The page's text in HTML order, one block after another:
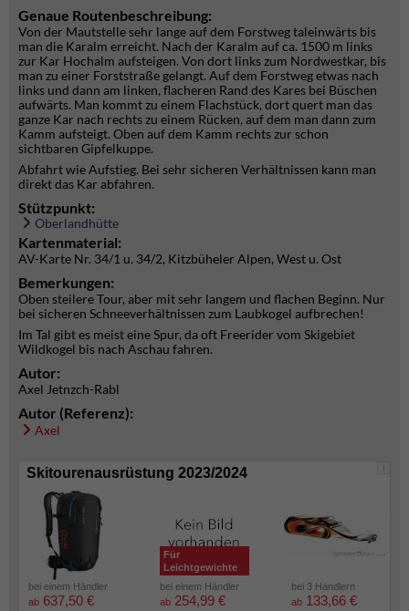
Genaue Routenbeschreibung:
Von der Mautstelle sehr lange auf dem Forstweg taleinwärts bis
man die Karalm erreicht. Nach der Karalm auf ca. 1500 m links
zur Kar Hochalm aufsteigen. Von dort links zum Nordwestkar, bis
man zu einer Forststraße gelangt. Auf dem Forstweg etwas nach
links und dann am linken, flacheren Rand des Kares bei Büschen
aufwärts. Man kommt zu einem Flachstück, dort quert man das
ganze Kar nach rechts zu einem Rücken, auf dem man dann zum
Kamm aufsteigt. Oben auf dem Kamm rechts zur schon
sichtbaren Gipfelkuppe.
Abfahrt wie Aufstieg. Bei sehr sicheren Verhältnissen kann man
direkt das Kar abfahren.
Stützpunkt:
Oberlandhütte
Kartenmaterial:
AV-Karte Nr. 34/1 u. 34/2, Kitzbüheler Alpen, West u. Ost
Bemerkungen:
Oben steilere Tour, aber mit sehr langem und flachen Beginn. Nur
bei sicheren Schneeverhältnissen zum Laubkogel aufbrechen!
Im Tal gibt es meist eine Spur, da oft Freerider vom Skigebiet
Wildkogel bis nach Aschau fahren.
Autor:
Axel Jetnzch-Rabl
Autor (Referenz):
Axel
i
Skitourenausrüstung 2023/2024
bei einem Händler
ab 637,50 €
Für
Leichtgewichte
bei einem Händler
ab 254,99 €
bei 3 Händlern
ab 133,66 €